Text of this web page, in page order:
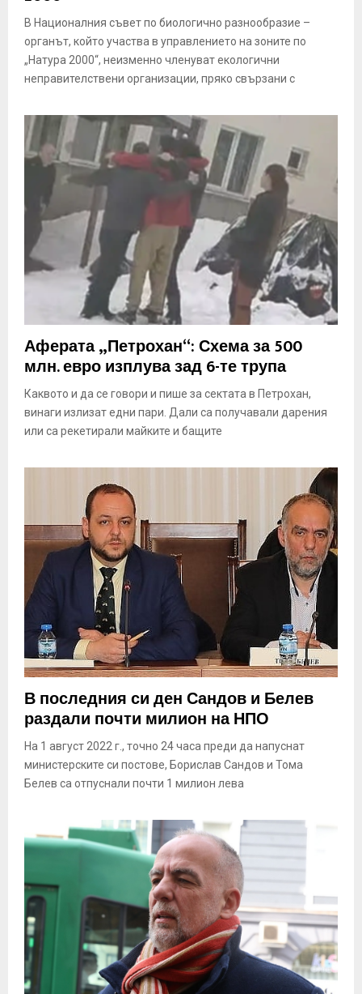
В Националния съвет по биологично разнообразие –
органът, който участва в управлението на зоните по
„Натура 2000“, неизменно членуват екологични
неправителствени организации, пряко свързани с
Аферата „Петрохан“: Схема за 500
млн. евро изплува зад 6-те трупа
Каквото и да се говори и пише за сектата в Петрохан,
винаги излизат едни пари. Дали са получавали дарения
или са рекетирали майките и бащите
В последния си ден Сандов и Белев
раздали почти милион на НПО
На 1 август 2022 г., точно 24 часа преди да напуснат
министерските си постове, Борислав Сандов и Тома
Белев са отпуснали почти 1 милион лева